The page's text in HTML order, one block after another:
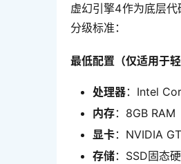
虚幻引擎4作为底层
分级标准：
最低配置（仅适用于
处理器：Intel
内存：8GB RAM
显卡：NVIDIA
存储：SSD固态